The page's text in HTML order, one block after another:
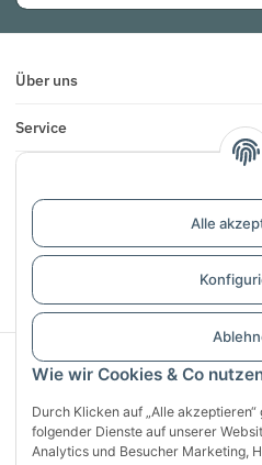
Wie wir Cookies & Co
Durch Klicken auf „Alle
folgender Dienste auf unserer
Analytics und Besucher Marketing,
Alle
Über uns
Service
Vertrag
Sichere